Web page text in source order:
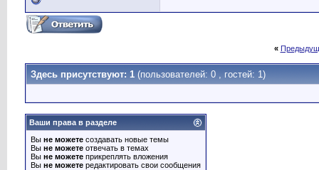
«
Здесь присутствуют: 1 (пользователей: 0 , гостей: 1)
Ваши права в разделе
Вы не можете создавать новые темы
Вы не можете отвечать в темах
Вы не можете прикреплять вложения
Вы не можете редактировать свои сообщения